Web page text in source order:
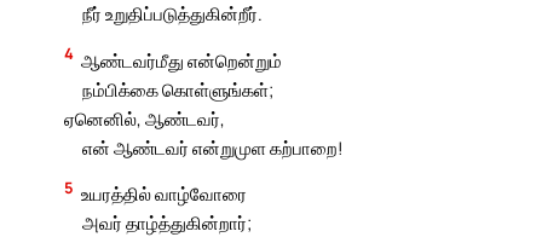
நீர் உறுதிப்படுத்துகின்றீர்.
4 ஆண்டவர்மீது என்றென்றும்
நம்பிக்கை கொள்ளுங்கள்;
ஏனெனில், ஆண்டவர்,
என் ஆண்டவர் என்றுமுள கற்பாறை!
5 உயரத்தில் வாழ்வோரை
அவர் தாழ்த்துகின்றார்;